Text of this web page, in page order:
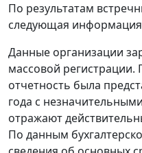
По результатам
следующая
Данные организации
массовой регистрации.
отчетность была
года с
отражают
По данным